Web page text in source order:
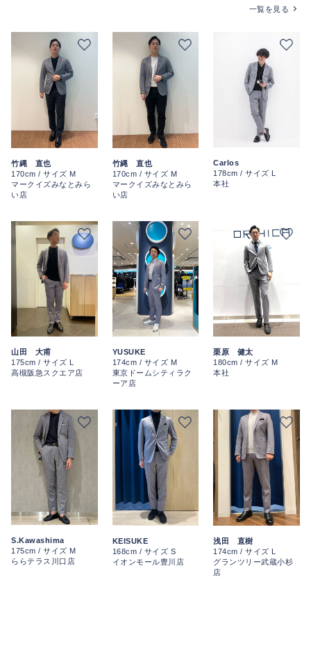
一覧を見る
竹縄 直也
170cm / サイズ M
マークイズみなとみら
い店
竹縄 直也
170cm / サイズ M
マークイズみなとみら
い店
Carlos
178cm / サイズ L
本社
山田 大甫
175cm / サイズ L
高槻阪急スクエア店
YUSUKE
174cm / サイズ M
東京ドームシティラク
ーア店
栗原 健太
180cm / サイズ M
本社
S.Kawashima
175cm / サイズ M
ららテラス川口店
KEISUKE
168cm / サイズ S
イオンモール豊川店
浅田 直樹
174cm / サイズ L
グランツリー武蔵小杉
店